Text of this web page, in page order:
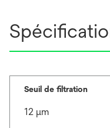
Seuil de filtration
12 μm